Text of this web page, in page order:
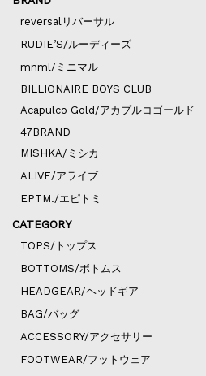
reversalリバーサル
RUDIE’S/ルーディーズ
mnml/ミニマル
BILLIONAIRE BOYS CLUB
Acapulco Gold/アカプルコゴールド
47BRAND
MISHKA/ミシカ
ALIVE/アライブ
EPTM./エピトミ
CATEGORY
TOPS/トップス
BOTTOMS/ボトムス
HEADGEAR/ヘッドギア
BAG/バッグ
ACCESSORY/アクセサリー
FOOTWEAR/フットウェア